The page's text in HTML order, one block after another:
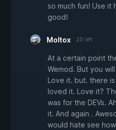
so much fun! Use it
good!
Moltox 20 अग.
At a certain point
Wemod. But you
Love it. but. there
loved it. Love it?
was for the DEVs.
it. And again .
would hate see